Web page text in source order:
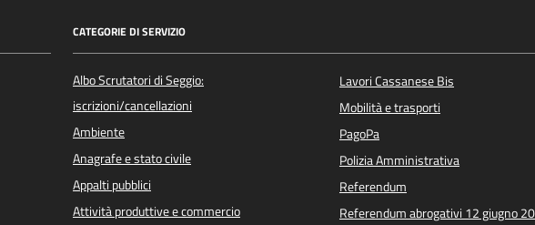
CATEGORIE DI SERVIZIO
Albo Scrutatori di Seggio:
iscrizioni/cancellazioni
Ambiente
Anagrafe e stato civile
Appalti pubblici
Attività produttive e commercio
Lavori Cassanese Bis
Mobilità e trasporti
PagoPa
Polizia Amministrativa
Referendum
Referendum abrogativi 12 giugno